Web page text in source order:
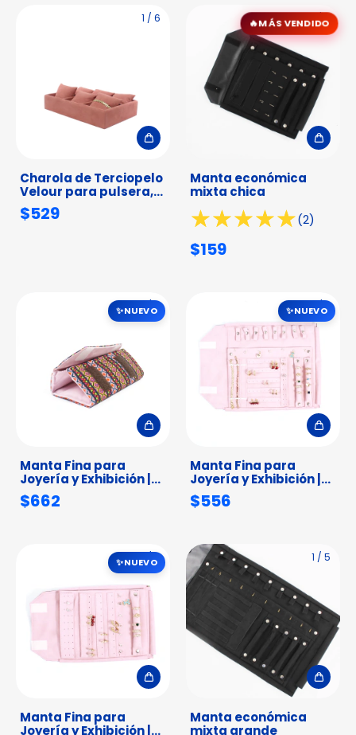
1 / 6
Charola de Terciopelo
Velour para pulsera,
aro o reloj
$529
1/4
Manta económica
mixta chica
(2)
$159
MÁS VENDIDO
1/6
Manta Fina para
Joyería y Exhibición |
Diseño Huichol Pink
(grande)
$662
NUEVO 1/7
Manta Fina para
Joyería y Exhibición |
Diseño Huichol Pink ​(​
Mediana​)
$556
NUEVO
1/9
Manta Fina para
Joyería y Exhibición |
NUEVO 1 / 5
Manta económica
mixta grande